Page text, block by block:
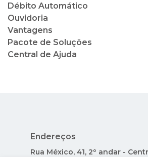
Débito Automático
Ouvidoria
Vantagens
Pacote de Soluções
Central de Ajuda
Endereços
Rua México, 41, 2º andar -